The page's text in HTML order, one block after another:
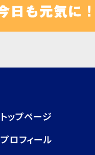
トップページ
プロフィール